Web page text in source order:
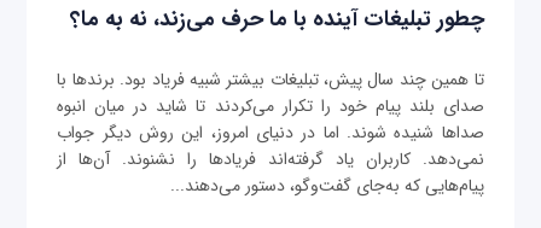
چطور تبلیغات آینده با ما حرف می‌زند، نه به ما؟
تا همین چند سال پیش، تبلیغات بیشتر شبیه فریاد بود. برندها با
صدای بلند پیام خود را تکرار می‌کردند تا شاید در میان انبوه
صداها شنیده شوند. اما در دنیای امروز، این روش دیگر جواب
نمی‌دهد. کاربران یاد گرفته‌اند فریادها را نشنوند. آن‌ها از
پیام‌هایی که به‌جای گفت‌وگو، دستور می‌دهند...